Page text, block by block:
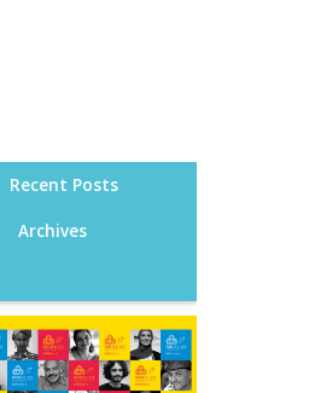
Recent Posts
Archives